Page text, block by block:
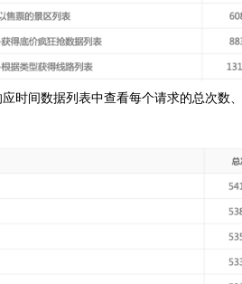
时间数据列表中查看每个请求的总次数